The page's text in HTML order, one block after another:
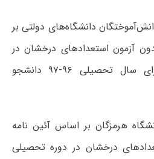
دانشگاه‌های دولتی بر
آزمون استعدادهای درخشان در
مقطع کارشناسی ارشد برای سال تحصیلی ۹۶-۹۷ دانشجو
هرمزگان بر اساس آئین نامه
درخشان در دوره تحصیلی